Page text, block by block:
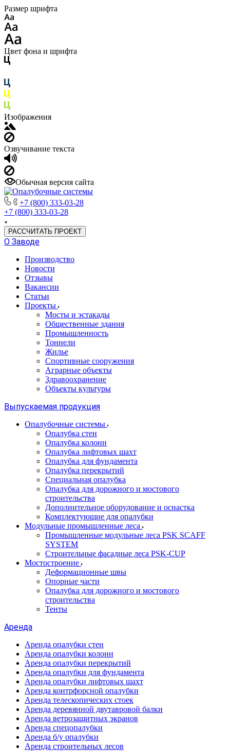
Размер шрифта
Цвет фона и шрифта
Изображения
Озвучивание текста
Обычная версия сайта
+7 (800) 333-03-28
+7 (800) 333-03-28
РАССЧИТАТЬ ПРОЕКТ
О Заводе
Производство
Новости
Отзывы
Вакансии
Статьи
Проекты
Мосты и эстакады
Общественные здания
Промышленность
Тоннели
Жилье
Спортивные сооружения
Аграрные объекты
Здравоохранение
Объекты культуры
Выпускаемая продукция
Опалубочные системы
Опалубка стен
Опалубка колонн
Опалубка лифтовых шахт
Опалубка для фундамента
Опалубка перекрытий
Специальная опалубка
Опалубка для дорожного и мостового
строительства
Дополнительное оборудование и оснастка
Комплектующие для опалубки
Модульные промышленные леса
Промышленные модульные леса PSK SCAFF
SYSTEM
Строительные фасадные леса PSK-CUP
Мостостроение
Деформационные швы
Опорные части
Опалубка для дорожного и мостового
строительства
Тенты
Аренда
Аренда опалубки стен
Аренда опалубки колонн
Аренда опалубки перекрытий
Аренда опалубки для фундамента
Аренда опалубки лифтовых шахт
Аренда контрфорсной опалубки
Аренда телескопических стоек
Аренда деревянной двутавровой балки
Аренда ветрозащитных экранов
Аренда спецопалубки
Аренда б/у опалубки
Аренда строительных лесов